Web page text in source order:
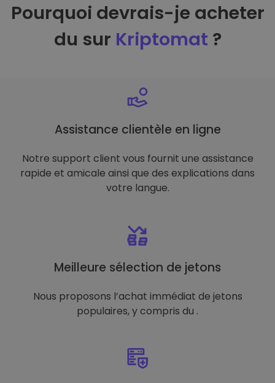
Pourquoi devrais-je acheter
du sur Kriptomat ?
Assistance clientèle en ligne
Notre support client vous fournit une assistance
rapide et amicale ainsi que des explications dans
votre langue.
Meilleure sélection de jetons
Nous proposons l’achat immédiat de jetons
populaires, y compris du .